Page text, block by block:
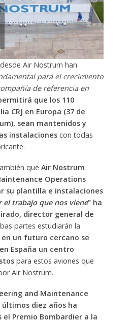
Air Nostrum han
para el crecimiento
de referencia en
que los 110
CRJ en Europa (37 de
sean mantenidos y
instalacionescon todas
que Air Nostrum
Operations
su plantilla e instalaciones
trabajo que nos viene” ha
director general de
partes estudiarán la
un futuro cercano se
España un centro
para estos aviones que
Air Nostrum.
and Maintenance
diez años ha
el Premio Bombardier a la